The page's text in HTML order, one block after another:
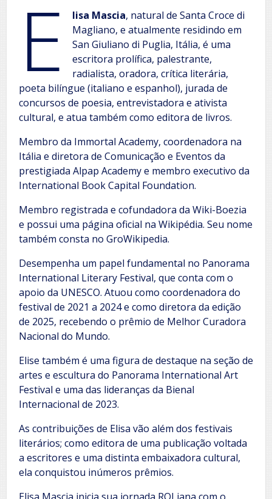
E lisa Mascia, natural de Santa Croce di
Magliano, e atualmente residindo em
San Giuliano di Puglia, Itália, é uma
escritora prolífica, palestrante,
radialista, oradora, crítica literária,
poeta bilíngue (italiano e espanhol), jurada de
concursos de poesia, entrevistadora e ativista
cultural, e atua também como editora de livros.
Membro da Immortal Academy, coordenadora na
Itália e diretora de Comunicação e Eventos da
prestigiada Alpap Academy e membro executivo da
International Book Capital Foundation.
Membro registrada e cofundadora da Wiki-Boezia
e possui uma página oficial na Wikipédia. Seu nome
também consta no GroWikipedia.
Desempenha um papel fundamental no Panorama
International Literary Festival, que conta com o
apoio da UNESCO. Atuou como coordenadora do
festival de 2021 a 2024 e como diretora da edição
de 2025, recebendo o prêmio de Melhor Curadora
Nacional do Mundo.
Elise também é uma figura de destaque na seção de
artes e escultura do Panorama International Art
Festival e uma das lideranças da Bienal
Internacional de 2023.
As contribuições de Elisa vão além dos festivais
literários; como editora de uma publicação voltada
a escritores e uma distinta embaixadora cultural,
ela conquistou inúmeros prêmios.